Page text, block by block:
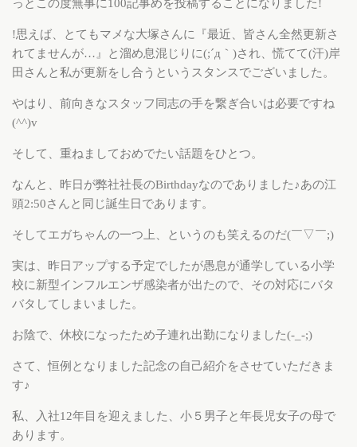
っとこの度無事に100記事めを投稿することになりました!
!思えば、とてもマメな大塚さんに『最近、皆さん全然更新さ
れてませんが…』と溜め息混じりに(;´д｀)され、慌てて(汗)岸
田さんと私が更新をし合うというスタンスでございました。
やはり、前向きなスタッフ同志の手を繋ぎ合いは必要ですね
(^^)v
そして、重ねましておめでたい話題をひとつ。
なんと、昨日が弊社社長のBirthdayなのでありました♪あの江
頭2:50さんと同じ誕生日であります。
そしてエガちゃんの一つ上、というのも笑えるのだ(￣▽￣;)
実は、昨日アップする予定でしたが愚息が通学している小学
校に新型インフルエンザ感染者が出たので、その対応にバタ
バタしてしまいました。
お陰で、休校になったため子連れ出勤になりました(-_-;)
さて、恒例となりました記念の自己紹介をさせていただきま
す♪
私、入社12年目を迎えました、小５男子と年長児女子の母で
あります。